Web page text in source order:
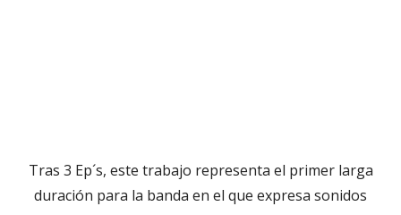
Tras 3 Ep´s, este trabajo representa el primer larga
duración para la banda en el que expresa sonidos